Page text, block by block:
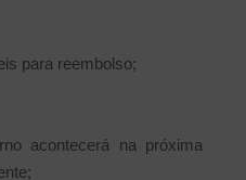
úteis para reembolso;
acontecerá na próxima
subsequente;